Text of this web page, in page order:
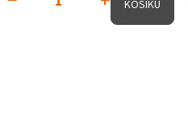
KOŠÍKU